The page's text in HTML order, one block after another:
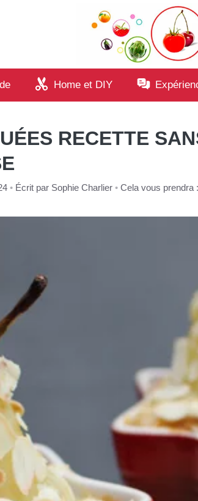
Home et DIY
RECETTE
• Écrit par Sophie Charlier • Cela vous prendra